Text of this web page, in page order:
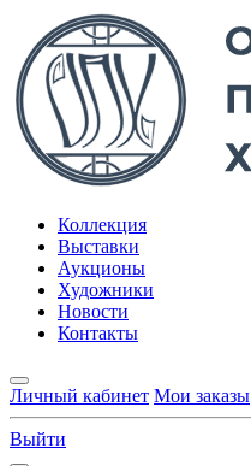
Коллекция
Выставки
Аукционы
Художники
Новости
Контакты
Личный кабинет Мои заказы
Выйти